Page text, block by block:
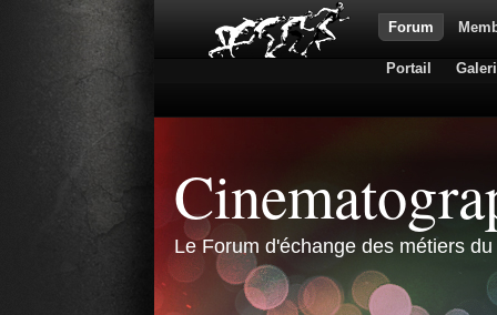
Forum
Portail
Le Forum d'échange des métiers